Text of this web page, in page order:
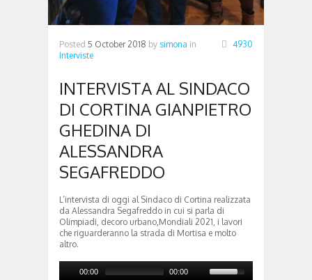
Posted 5 October 2018 by simona in
Interviste
4930
INTERVISTA AL SINDACO
DI CORTINA GIANPIETRO
GHEDINA DI
ALESSANDRA
SEGAFREDDO
L’intervista di oggi al Sindaco di Cortina realizzata
da Alessandra Segafreddo in cui si parla di
Olimpiadi, decoro urbano,Mondiali 2021, i lavori
che riguarderanno la strada di Mortisa e molto
altro.
00:00 00:00